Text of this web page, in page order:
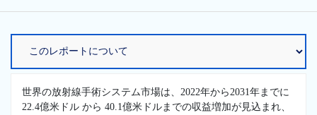
世界の放射線手術システム市場は、2022年から2031年までに
22.4億米ドル から 40.1億米ドルまでの収益増加が見込まれ、